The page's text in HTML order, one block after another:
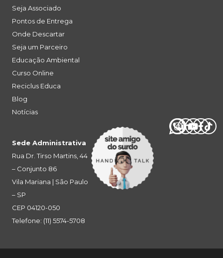
Seja Associado
Pontos de Entrega
Onde Descartar
Seja um Parceiro
Educação Ambiental
Curso Online
Reciclus Educa
Blog
Notícias
Sede Administrativa
Rua Dr. Tirso Martins, 44
– Conjunto 86
Vila Mariana | São Paulo
– SP
CEP 04120-050
Telefone: (11) 5574-5708